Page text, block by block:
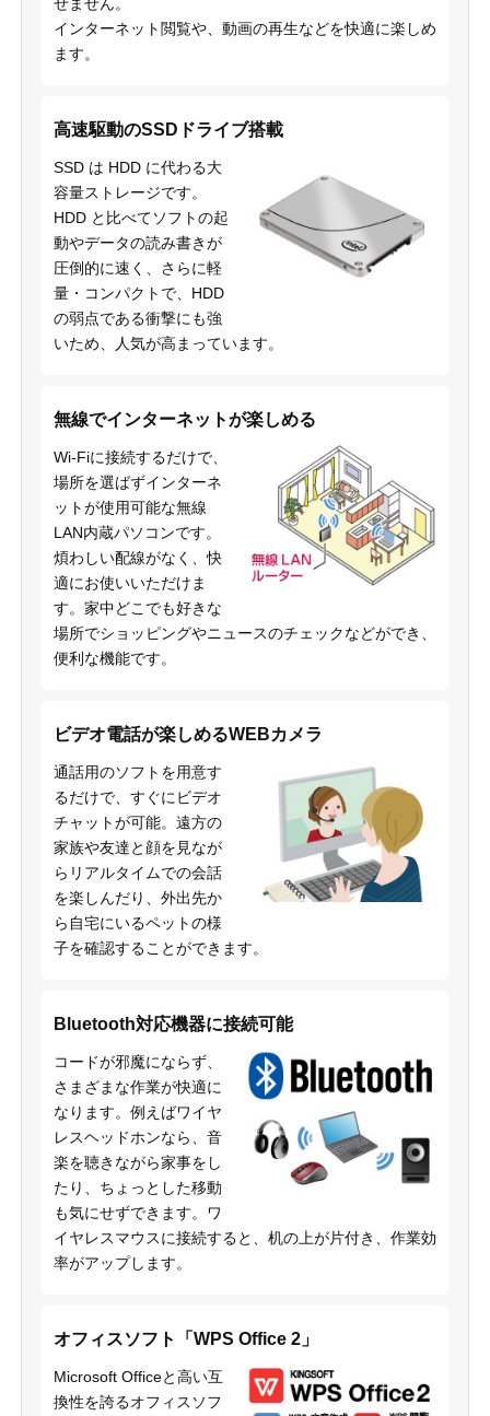
インターネット閲覧や、動画の再生などを快適に楽しめ
ます。
高速駆動のSSDドライブ搭載
SSD は HDD に代わる大
容量ストレージです。
HDD と比べてソフトの起
動やデータの読み書きが
圧倒的に速く、さらに軽
量・コンパクトで、HDD
の弱点である衝撃にも強
いため、人気が高まっています。
無線でインターネットが楽しめる
Wi-Fiに接続するだけで、
場所を選ばずインターネ
ットが使用可能な無線
LAN内蔵パソコンです。
煩わしい配線がなく、快
適にお使いいただけま
す。家中どこでも好きな
場所でショッピングやニュースのチェックなどができ、
便利な機能です。
ビデオ電話が楽しめるWEBカメラ
通話用のソフトを用意す
るだけで、すぐにビデオ
チャットが可能。遠方の
家族や友達と顔を見なが
らリアルタイムでの会話
を楽しんだり、外出先か
ら自宅にいるペットの様
子を確認することができます。
Bluetooth対応機器に接続可能
コードが邪魔にならず、
さまざまな作業が快適に
なります。例えばワイヤ
レスヘッドホンなら、音
楽を聴きながら家事をし
たり、ちょっとした移動
も気にせずできます。ワ
イヤレスマウスに接続すると、机の上が片付き、作業効
率がアップします。
オフィスソフト「WPS Office 2」
Microsoft Officeと高い互
換性を誇るオフィスソフ